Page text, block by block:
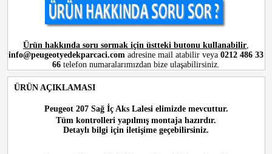
Ürün hakkında soru sormak için üstteki butonu kullanabilir
info@peugeotyedekparcaci.com adresine mail atabilir veya 0212 486 33
66 telefon numaralarımızdan bize ulaşabilirsiniz.
ÜRÜN AÇIKLAMASI
Peugeot 207 Sağ İç Aks Lalesi elimizde mevcuttur.
Tüm kontrolleri yapılmış montaja hazırdır.
Detaylı bilgi için iletişime geçebilirsiniz.